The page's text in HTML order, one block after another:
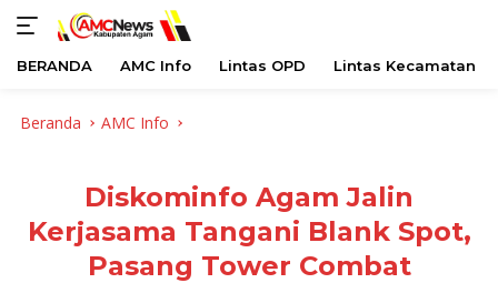
BERANDA AMC Info Lintas OPD Lintas Kecamatan
Beranda AMC Info
Diskominfo Agam Jalin
Kerjasama Tangani Blank Spot,
Pasang Tower Combat